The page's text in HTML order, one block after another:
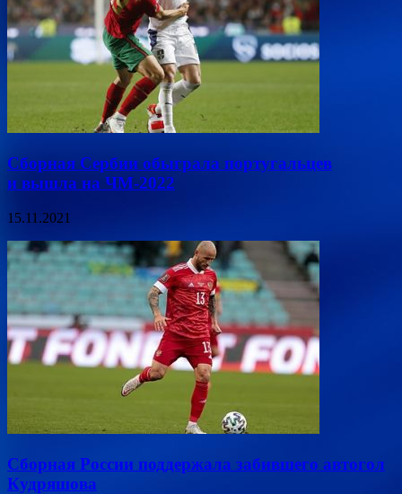
Сборная Сербии обыграла португальцев
и вышла на ЧМ-2022
15.11.2021
Сборная России поддержала забившего автогол
Кудряшова